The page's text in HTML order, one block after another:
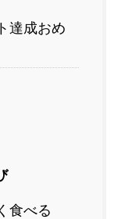
達成おめ
食べる